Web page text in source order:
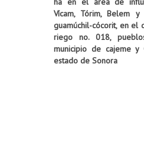
Vícam, Tórim, Belem
guamúchil-cócorit, en el
riego no. 018,
municipio de cajeme y
estado de Sonora